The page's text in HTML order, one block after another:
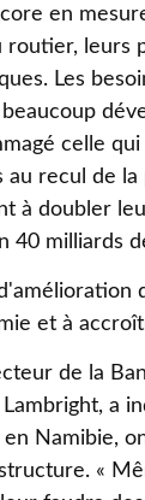
en
routier, leurs
Les
beaucoup
celle
au recul de la
à doubler
40 milliards
et à
de la
Lambright, a
en Namibie,
«